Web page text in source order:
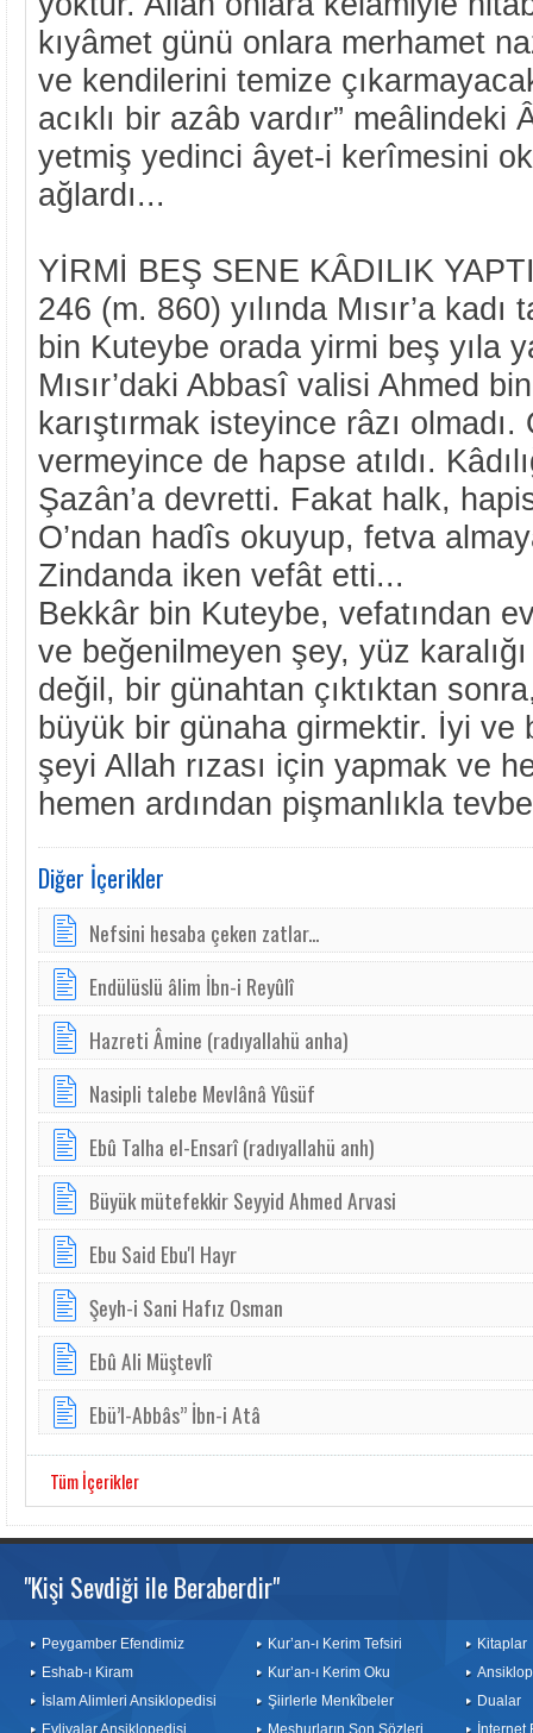
kıyâmet günü onlara merhamet
ve kendilerini temize
acıklı bir azâb vardır” meâlindeki
yetmiş yedinci âyet-i kerîmesini
ağlardı...
YİRMİ BEŞ SENE KÂDILIK
246 (m. 860) yılında Mısır’a
bin Kuteybe orada yirmi beş yıla
Mısır’daki Abbasî valisi Ahmed
karıştırmak isteyince râzı olmadı.
vermeyince de hapse atıldı.
Şazân’a devretti. Fakat halk,
O’ndan hadîs okuyup, fetva
Zindanda iken vefât etti...
Bekkâr bin Kuteybe, vefatından
ve beğenilmeyen şey, yüz
değil, bir günahtan çıktıktan
büyük bir günaha girmektir. İyi ve
şeyi Allah rızası için yapmak ve
hemen ardından pişmanlıkla
Diğer İçerikler
Nefsini hesaba çeken zatlar...
En­dü­lüs­lü â­lim İbn­-i Reyûlî
Hazreti Âmine (radıyallahü anha)
Nasipli talebe Mevlânâ Yûsüf
Ebû Talha el-Ensarî (radıyallahü anh)
Büyük mütefekkir Seyyid Ahmed Arvasi
Ebu Said Ebu'l Hayr
Şeyh-i Sani Hafız Osman
Ebû Ali Müştevlî
Ebü’l-Abbâs” İbn-i Atâ
Tüm İçerikler
"Kişi Sevdiği ile Beraberdir"
Peygamber Efendimiz
Eshab-ı Kiram
İslam Alimleri Ansiklopedisi
Evliyalar Ansiklopedisi
Kur’an-ı Kerim Tefsiri
Kur’an-ı Kerim Oku
Şiirlerle Menkîbeler
Meşhurların Son Sözleri
Kitaplar
Dualar
İnternet